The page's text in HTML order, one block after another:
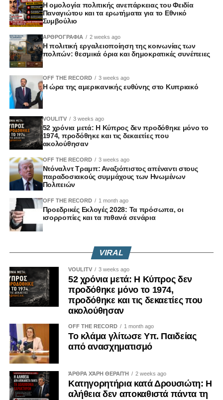
Η ομολογία πολιτικής ανεπάρκειας του Φειδία
Παναγιώτου και τα ερωτήματα για το Εθνικό
Συμβούλιο
ΑΡΘΡΟΓΡΑΦΙΑ 2 weeks ago
Η πολιτική εργαλειοποίηση της κοινωνίας των
πολιτών: θεσμικά όρια και δημοκρατικές συνέπειες
OFF THE RECORD 3 weeks ago
Η ώρα της αμερικανικής ευθύνης στο Κυπριακό
VOULITV 3 weeks ago
52 χρόνια μετά: Η Κύπρος δεν προδόθηκε μόνο το
1974, προδόθηκε και τις δεκαετίες που
ακολούθησαν
OFF THE RECORD 3 weeks ago
Ντόναλντ Τραμπ: Αναξιόπιστος απέναντι στους
παραδοσιακούς συμμάχους των Ηνωμένων
Πολιτειών
OFF THE RECORD 1 month ago
Προεδρικές Εκλογές 2028: Τα πρόσωπα, οι
ισορροπίες και τα πιθανά σενάρια
VIRAL
VOULITV 3 weeks ago
52 χρόνια μετά: Η Κύπρος δεν
προδόθηκε μόνο το 1974,
προδόθηκε και τις δεκαετίες που
ακολούθησαν
OFF THE RECORD 1 month ago
Το κλάμα γλίτωσε Υπ. Παιδείας
από ανασχηματισμό
ΆΡΘΡΑ ΧΆΡΗ ΘΕΡΑΠΉ 2 weeks ago
Κατηγορητήρια κατά Δρουσιώτη: Η
αλήθεια δεν αποκαθιστά πάντα τη